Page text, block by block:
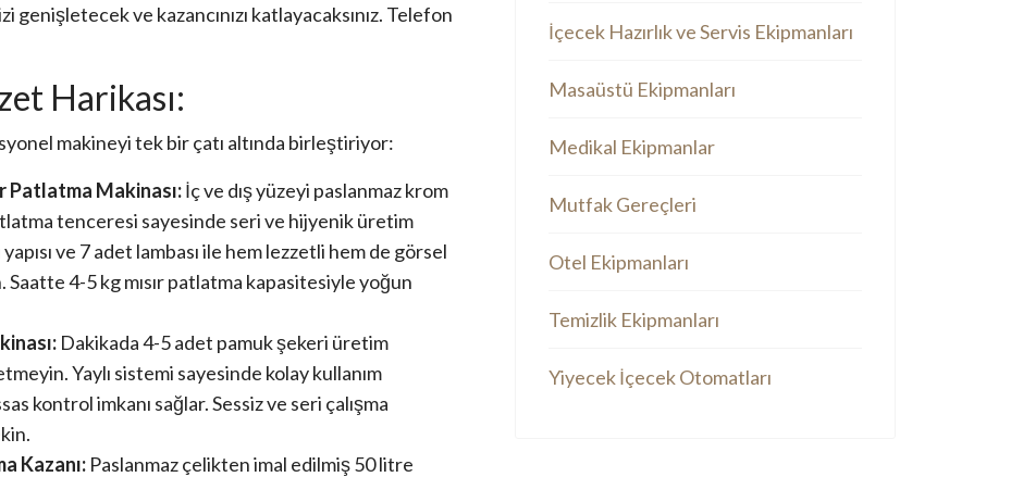
ve kazancınızı katlayacaksınız. Telefon
Harikası:
makineyi tek bir çatı altında birleştiriyor:
Patlatma Makinası:İç ve dış yüzeyi paslanmaz krom
tenceresi sayesinde seri ve hijyenik üretim
ve 7 adet lambası ile hem lezzetli hem de görsel
Saatte 4-5 kg mısır patlatma kapasitesiyle yoğun
Dakikada 4-5 adet pamuk şekeri üretim
Yaylı sistemi sayesinde kolay kullanım
kontrol imkanı sağlar. Sessiz ve seri çalışma
Kazanı: Paslanmaz çelikten imal edilmiş 50 litre
İçecek Hazırlık ve Servis Ekipmanları
Masaüstü Ekipmanları
Medikal Ekipmanlar
Mutfak Gereçleri
Otel Ekipmanları
Temizlik Ekipmanları
Yiyecek İçecek Otomatları